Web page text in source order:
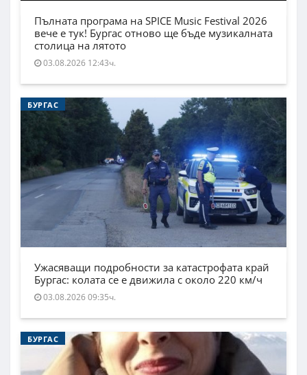
Пълната програма на SPICE Music Festival 2026
вече е тук! Бургас отново ще бъде музикалната
столица на лятото
03.08.2026 12:43ч.
БУРГАС
Ужасяващи подробности за катастрофата край
Бургас: колата се е движила с около 220 км/ч
03.08.2026 09:35ч.
БУРГАС